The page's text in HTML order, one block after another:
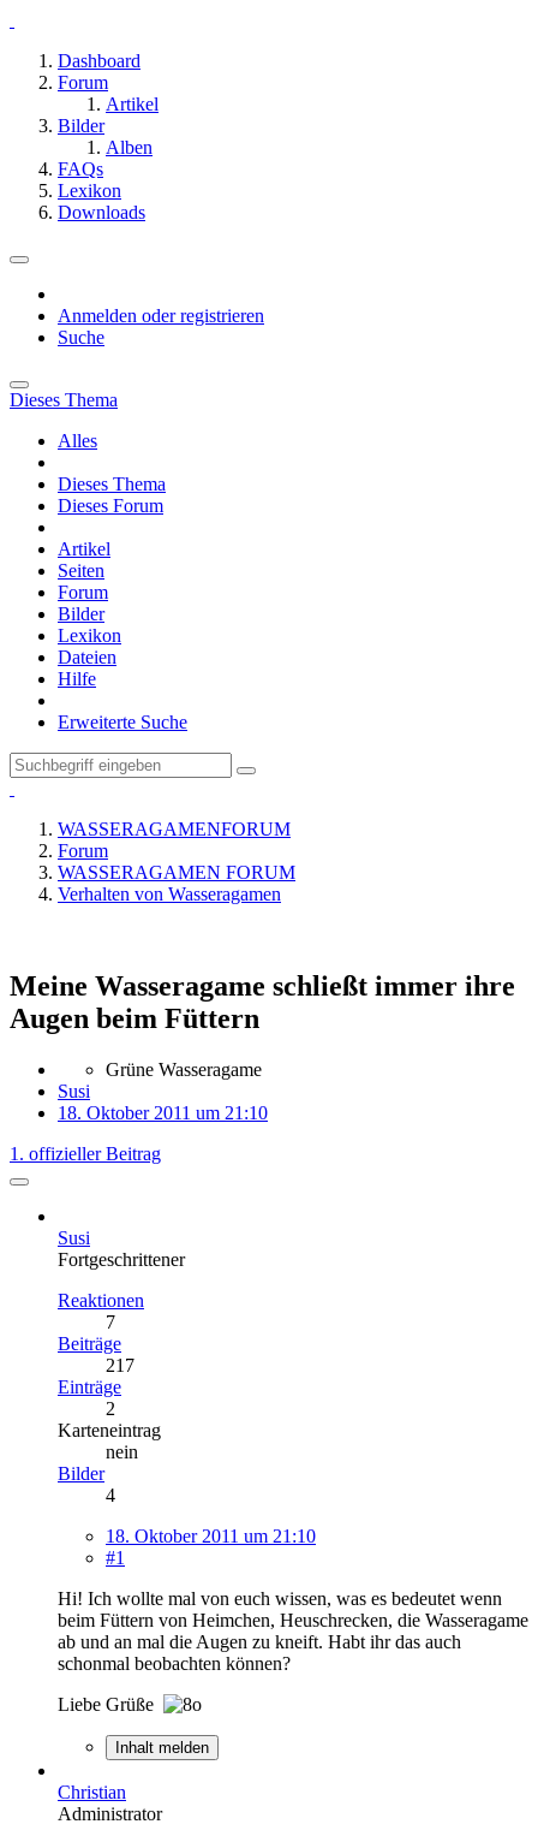
Dashboard
Forum
Artikel
Bilder
Alben
FAQs
Lexikon
Downloads
Anmelden oder registrieren
Suche
Dieses Thema
Alles
Dieses Thema
Dieses Forum
Artikel
Seiten
Forum
Bilder
Lexikon
Dateien
Hilfe
Erweiterte Suche
WASSERAGAMENFORUM
Forum
WASSERAGAMEN FORUM
Verhalten von Wasseragamen
Meine Wasseragame schließt immer ihre
Augen beim Füttern
Grüne Wasseragame
Susi
18. Oktober 2011 um 21:10
1. offizieller Beitrag
Susi
Fortgeschrittener
Reaktionen
7
Beiträge
217
Einträge
2
Karteneintrag
nein
Bilder
4
18. Oktober 2011 um 21:10
#1
Hi! Ich wollte mal von euch wissen, was es bedeutet wenn
beim Füttern von Heimchen, Heuschrecken, die Wasseragame
ab und an mal die Augen zu kneift. Habt ihr das auch
schonmal beobachten können?
Liebe Grüße
Inhalt melden
Christian
Administrator